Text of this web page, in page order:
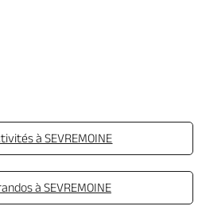
à SEVREMOINE
à SEVREMOINE